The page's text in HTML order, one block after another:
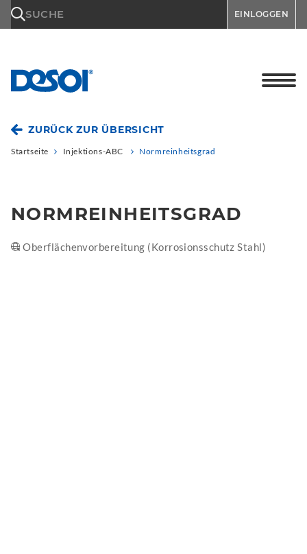
SUCHE EINLOGGEN
ZURÜCK ZUR ÜBERSICHT
Startseite Injektions-ABC Normreinheitsgrad
NORMREINHEITSGRAD
Oberflächenvorbereitung (Korrosionsschutz Stahl)